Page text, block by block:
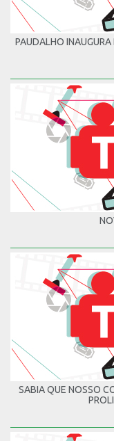
PAUDALHO
SABIA QUE NOSSO